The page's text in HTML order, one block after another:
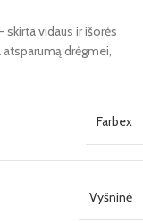
skirta vidaus ir išorės
drėgmei,
Farbex
Vyšninė